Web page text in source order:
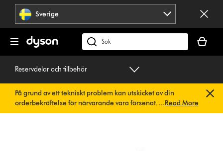
Hoppa
navigering
Sverige
Sök
på
dyson.se
är
tom
Reservdelar och tillbehör
På grund av ett tekniskt problem kan utskicket av din
orderbekräftelse för närvarande vara försenat. Vi arbetar
redan på en snabb lösning.Du behöver inte göra någonting.
...Read More